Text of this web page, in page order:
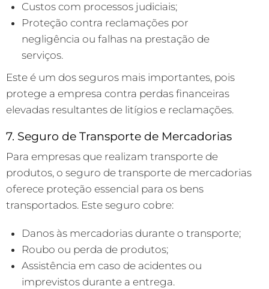
Custos com processos judiciais;
Proteção contra reclamações por
negligência ou falhas na prestação de
serviços.
Este é um dos seguros mais importantes, pois
protege a empresa contra perdas financeiras
elevadas resultantes de litígios e reclamações.
7. Seguro de Transporte de Mercadorias
Para empresas que realizam transporte de
produtos, o seguro de transporte de mercadorias
oferece proteção essencial para os bens
transportados. Este seguro cobre:
Danos às mercadorias durante o transporte;
Roubo ou perda de produtos;
Assistência em caso de acidentes ou
imprevistos durante a entrega.